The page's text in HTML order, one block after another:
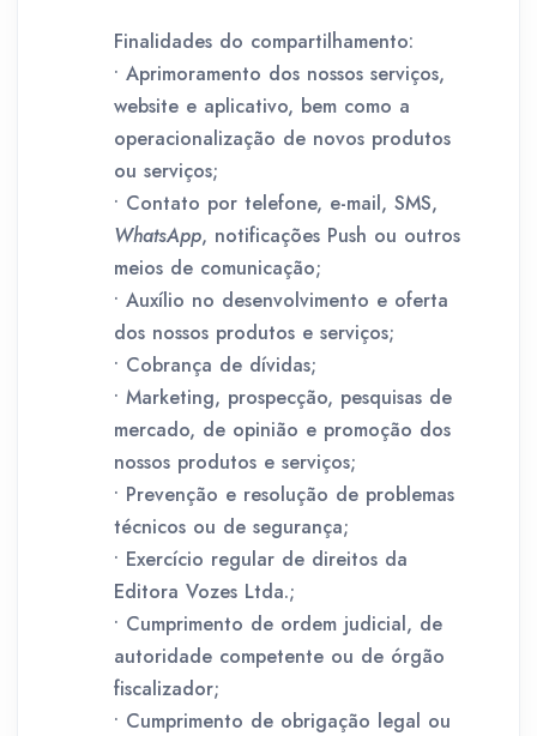
Finalidades do compartilhamento:
• Aprimoramento dos nossos serviços,
website e aplicativo, bem como a
operacionalização de novos produtos
ou serviços;
• Contato por telefone, e-mail, SMS,
WhatsApp, notificações Push ou outros
meios de comunicação;
• Auxílio no desenvolvimento e oferta
dos nossos produtos e serviços;
• Cobrança de dívidas;
• Marketing, prospecção, pesquisas de
mercado, de opinião e promoção dos
nossos produtos e serviços;
• Prevenção e resolução de problemas
técnicos ou de segurança;
• Exercício regular de direitos da
Editora Vozes Ltda.;
• Cumprimento de ordem judicial, de
autoridade competente ou de órgão
fiscalizador;
• Cumprimento de obrigação legal ou